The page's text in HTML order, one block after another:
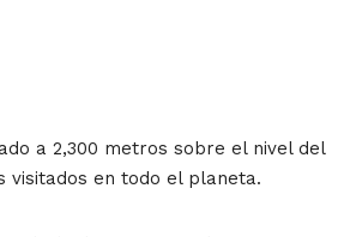
a 2,300 metros sobre el nivel del
visitados en todo el planeta.